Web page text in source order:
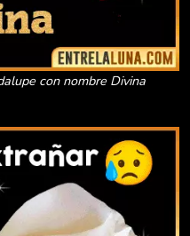
con nombre Divina